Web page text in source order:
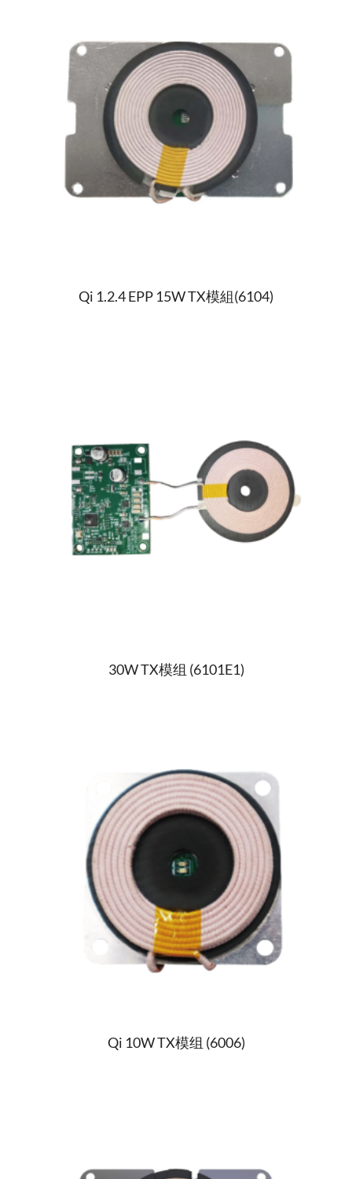
Qi 1.2.4 EPP 15W TX模組(6104)
30W TX模组 (6101E1)
Qi 10W TX模组 (6006)